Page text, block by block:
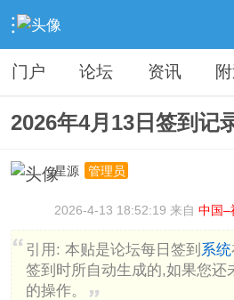
› 分类信息 › 广告灌水 › 内容
门户 论坛 资讯
2026年4月13日签到记
星源
管理员
2026-4-13 18:52:19 来自 中国–
引用: 本贴是论坛每日签到 系统
签到时所自动生成的,如果您还
的操作。